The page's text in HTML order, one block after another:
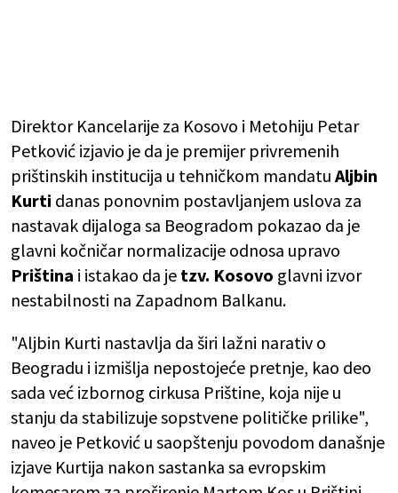
Direktor Kancelarije za Kosovo i Metohiju Petar
Petković izjavio je da je premijer privremenih
prištinskih institucija u tehničkom mandatu Aljbin
Kurti danas ponovnim postavljanjem uslova za
nastavak dijaloga sa Beogradom pokazao da je
glavni kočničar normalizacije odnosa upravo
Priština i istakao da je tzv. Kosovo glavni izvor
nestabilnosti na Zapadnom Balkanu.
"Aljbin Kurti nastavlja da širi lažni narativ o
Beogradu i izmišlja nepostojeće pretnje, kao deo
sada već izbornog cirkusa Prištine, koja nije u
stanju da stabilizuje sopstvene političke prilike",
naveo je Petković u saopštenju povodom današnje
izjave Kurtija nakon sastanka sa evropskim